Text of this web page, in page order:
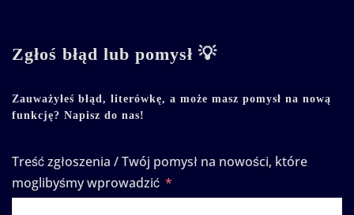
Zgłoś błąd lub pomysł 💡
Zauważyłeś błąd, literówkę, a może masz pomysł na nową
funkcję? Napisz do nas!
Treść zgłoszenia / Twój pomysł na nowości, które
moglibyśmy wprowadzić